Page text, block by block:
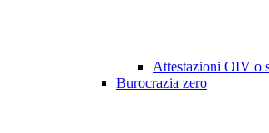
Attestazioni OIV o
Burocrazia zero